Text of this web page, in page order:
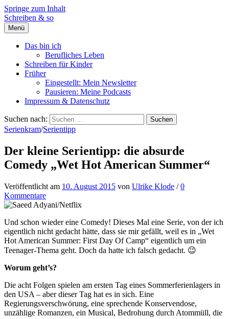
Springe zum Inhalt
Schreiben & so
Menü
Das bin ich
Berufliches Leben
Schreiben für Kinder
Früher
Eingestellt: Mein Newsletter
Pausieren: Meine Podcasts
Impressum & Datenschutz
Suchen nach:
Serienkram/Serientipp
Der kleine Serientipp: die absurde
Comedy „Wet Hot American Summer“
Veröffentlicht am 10. August 2015 von Ulrike Klode /0
Kommentare
Und schon wieder eine Comedy! Dieses Mal eine Serie, von der ich
eigentlich nicht gedacht hätte, dass sie mir gefällt, weil es in „Wet
Hot American Summer: First Day Of Camp“ eigentlich um ein
Teenager-Thema geht. Doch da hatte ich falsch gedacht. 😉
Worum geht’s?
Die acht Folgen spielen am ersten Tag eines Sommerferienlagers in
den USA – aber dieser Tag hat es in sich. Eine
Regierungsverschwörung, eine sprechende Konservendose,
unzählige Romanzen, ein Musical, Bedrohung durch Atommüll, die